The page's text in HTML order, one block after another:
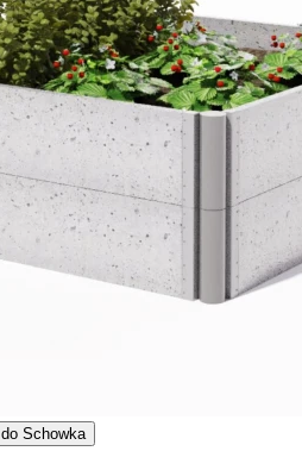
Schowka